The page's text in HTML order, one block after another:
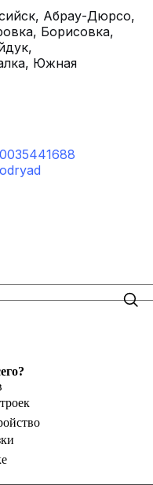
Абрау-Дюрсо,
Борисовка,
Южная